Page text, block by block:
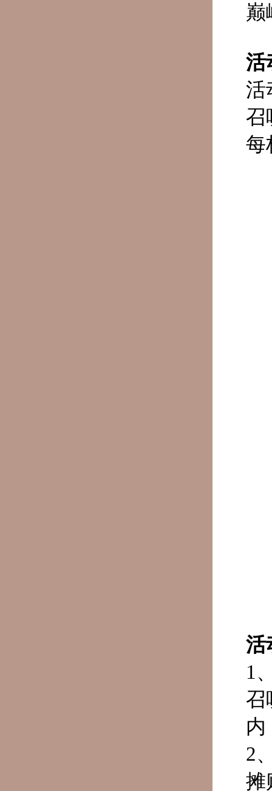
巅
活
活
召
每
活
1
召
内
2
摊